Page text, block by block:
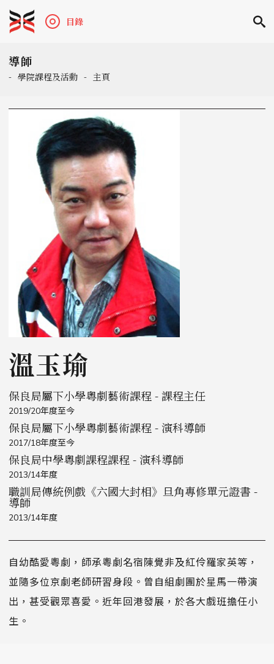
目錄
導師
- 學院課程及活動 - 主頁
溫玉瑜
保良局屬下小學粵劇藝術課程 - 課程主任
2019/20年度至今
保良局屬下小學粵劇藝術課程 - 演科導師
2017/18年度至今
保良局中學粵劇課程課程 - 演科導師
2013/14年度
職訓局傳統例戲《六國大封相》旦角專修單元證書 -
導師
2013/14年度
自幼酷愛粵劇，師承粵劇名宿陳覺非及紅伶羅家英等，
並隨多位京劇老師研習身段。曾自組劇團於星馬一帶演
出，甚受觀眾喜愛。近年回港發展，於各大戲班擔任小
生。